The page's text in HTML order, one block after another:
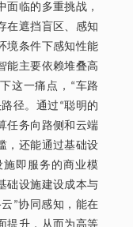
面临的多重挑战，
在遮挡盲区、感知
境条件下感知性能
能主要依赖堆叠高
这一痛点，“车路
径。通过“聪明的
任务向路侧和云端
，还能通过基础设
即服务的商业模
础设施建设成本与
”协同感知，能在